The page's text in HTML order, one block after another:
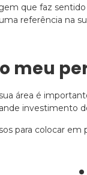
que faz
referência na
meu
área é
investimento
para colocar em